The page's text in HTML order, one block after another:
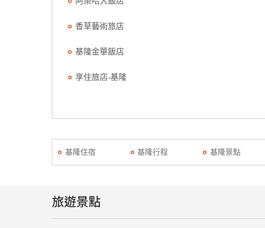
香草藝術旅店
基隆金華飯店
享住旅店-基隆
基隆住宿 基隆行程 基隆景點
旅遊景點